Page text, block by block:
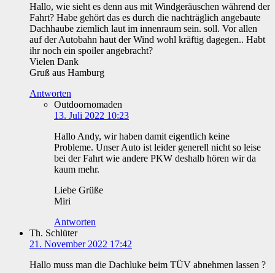
Hallo, wie sieht es denn aus mit Windgeräuschen während der
Fahrt? Habe gehört das es durch die nachträglich angebaute
Dachhaube ziemlich laut im innenraum sein. soll. Vor allen
auf der Autobahn haut der Wind wohl kräftig dagegen.. Habt
ihr noch ein spoiler angebracht?
Vielen Dank
Gruß aus Hamburg
Antworten
Outdoornomaden
13. Juli 2022 10:23
Hallo Andy, wir haben damit eigentlich keine
Probleme. Unser Auto ist leider generell nicht so leise
bei der Fahrt wie andere PKW deshalb hören wir da
kaum mehr.
Liebe Grüße
Miri
Antworten
Th. Schlüter
21. November 2022 17:42
Hallo muss man die Dachluke beim TÜV abnehmen lassen ?